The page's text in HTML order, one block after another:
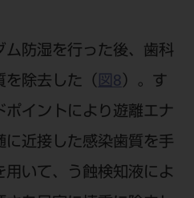
ム防湿を行った後、歯科
を除去した（ 図8 ）。す
ポイントにより遊離エナ
に近接した感染歯質を手
用いて、う蝕検知液によ